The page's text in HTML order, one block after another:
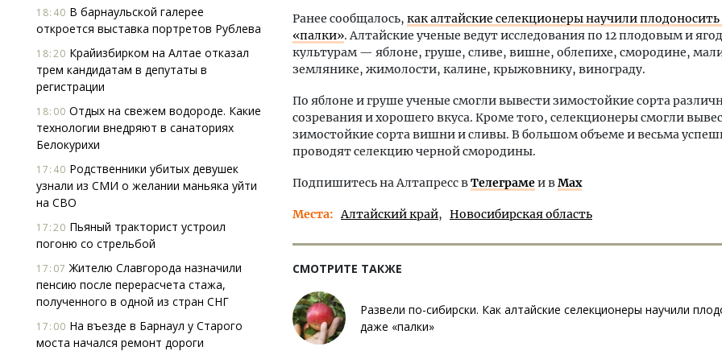
18:40 В барнаульской галерее
откроется выставка портретов Рублева
18:20 Крайизбирком на Алтае отказал
трем кандидатам в депутаты в
регистрации
18:00 Отдых на свежем водороде. Какие
технологии внедряют в санаториях
Белокурихи
17:40 Родственники убитых девушек
узнали из СМИ о желании маньяка уйти
на СВО
17:20 Пьяный тракторист устроил
погоню со стрельбой
17:07 Жителю Славгорода назначили
пенсию после перерасчета стажа,
полученного в одной из стран СНГ
17:00 На въезде в Барнаул у Старого
моста начался ремонт дороги
Ранее сообщалось, как алтайские селекционеры научили
«палки». Алтайские ученые ведут исследования по 12 плодовым и
культурам — яблоне, груше, сливе, вишне, облепихе, смородине,
землянике, жимолости, калине, крыжовнику, винограду.
По яблоне и груше ученые смогли вывести зимостойкие сорта
созревания и хорошего вкуса. Кроме того, селекционеры смогли
зимостойкие сорта вишни и сливы. В большом объеме и весьма
проводят селекцию черной смородины.
Подпишитесь на Алтапресс вТелеграмеи вMax
Места Алтайский край Новосибирская область
СМОТРИТЕ ТАКЖЕ
Развели по-сибирски. Как алтайские селекционеры научили
даже «палки»